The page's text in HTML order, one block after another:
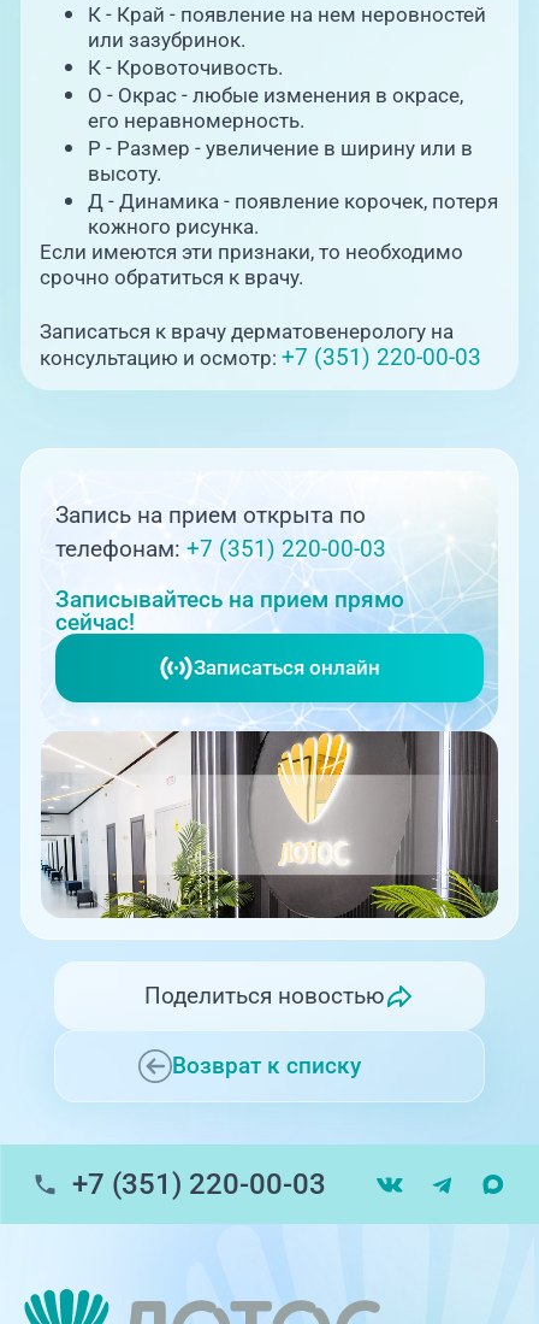
К - Край - появление на нем неровностей
или зазубринок.
К - Кровоточивость.
О - Окрас - любые изменения в окрасе,
его неравномерность.
Р - Размер - увеличение в ширину или в
высоту.
Д - Динамика - появление корочек, потеря
кожного рисунка.
Если имеются эти признаки, то необходимо
срочно обратиться к врачу.
Записаться к врачу дерматовенерологу на
консультацию и осмотр:+7 (351) 220-00-03
Запись на прием открыта по
телефонам:+7 (351) 220-00-03
Записывайтесь на прием прямо
сейчас!
Записаться онлайн
Возврат к списку
Поделиться новостью
+7 (351) 220-00-03